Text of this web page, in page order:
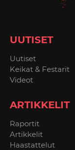
UUTISET
Uutiset
Keikat & Festarit
Videot
ARTIKKELIT
Raportit
Artikkelit
Haastattelut